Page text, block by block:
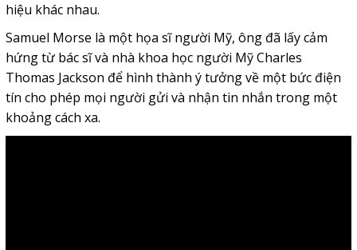
hiệu khác nhau.
Samuel Morse là một họa sĩ người Mỹ, ông đã lấy cảm
hứng từ bác sĩ và nhà khoa học người Mỹ Charles
Thomas Jackson để hình thành ý tưởng về một bức điện
tín cho phép mọi người gửi và nhận tin nhắn trong một
khoảng cách xa.